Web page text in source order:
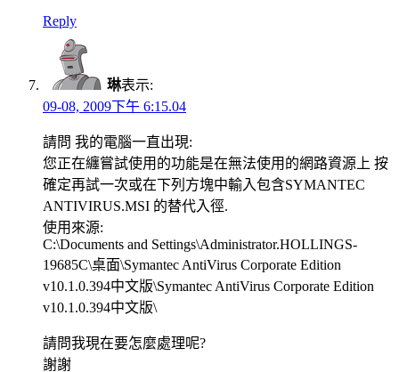
Reply
琳表示:
09-08, 2009下午 6:15.04
請問 我的電腦一直出現:
您正在纏嘗試使用的功能是在無法使用的網路資源上 按
確定再試一次或在下列方塊中輸入包含SYMANTEC
ANTIVIRUS.MSI 的替代入徑.
使用來源:
C:\Documents and Settings\Administrator.HOLLINGS-
19685C\桌面\Symantec AntiVirus Corporate Edition
v10.1.0.394中文版\Symantec AntiVirus Corporate Edition
v10.1.0.394中文版\
請問我現在要怎麼處理呢?
謝謝